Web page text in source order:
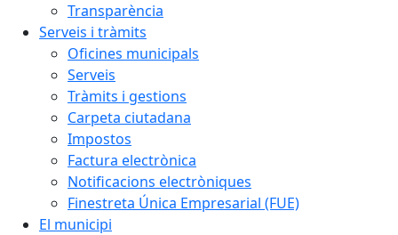
Transparència
Serveis i tràmits
Oficines municipals
Serveis
Tràmits i gestions
Carpeta ciutadana
Impostos
Factura electrònica
Notificacions electròniques
Finestreta Única Empresarial (FUE)
El municipi